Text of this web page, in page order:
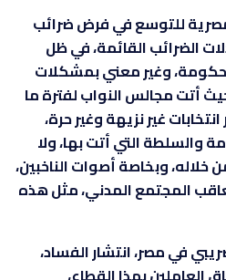
للتوسع في فرض ضرائب
الضرائب القائمة، في ظل
وغير معني بمشكلات
حيث أتت مجالس النواب لفترة ما
غير نزيهة وغير حرة،
والسلطة التي أتت بها، ولا
وبخاصة أصوات الناخبين،
المجتمع المدني، مثل هذه
في مصر، انتشار الفساد،